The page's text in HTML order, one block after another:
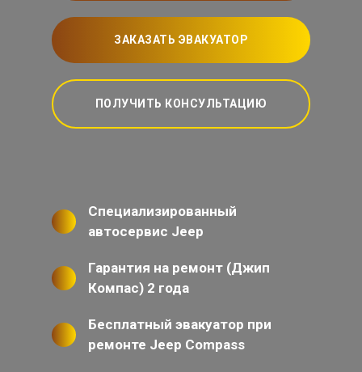
ЗАКАЗАТЬ ЭВАКУАТОР
ПОЛУЧИТЬ КОНСУЛЬТАЦИЮ
Специализированный
автосервис Jeep
Гарантия на ремонт (Джип
Компас) 2 года
Бесплатный эвакуатор при
ремонте Jeep Compass